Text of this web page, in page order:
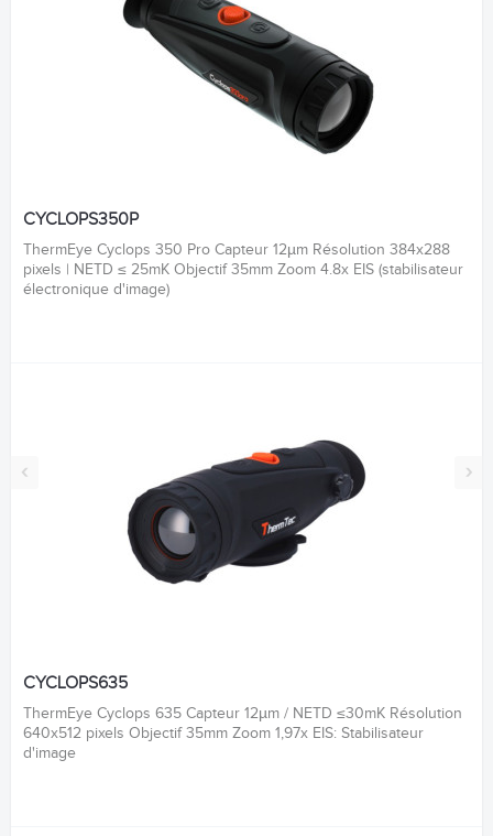
‹ ›
CYCLOPS350P
ThermEye Cyclops 350 Pro Capteur 12µm Résolution 384x288
pixels | NETD ≤ 25mK Objectif 35mm Zoom 4.8x EIS (stabilisateur
électronique d'image)
CYCLOPS635
ThermEye Cyclops 635 Capteur 12µm / NETD ≤30mK Résolution
640x512 pixels Objectif 35mm Zoom 1,97x EIS: Stabilisateur
d'image